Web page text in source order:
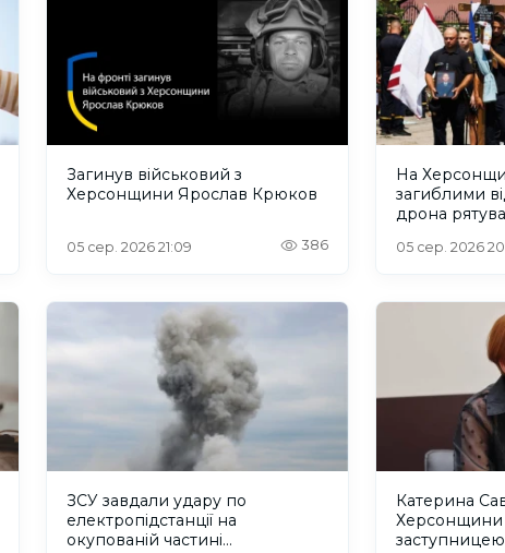
Загинув військовий з
Херсонщини Ярослав Крюков
05 сер. 2026 21:09 386
На
загиблими
дрона
05 сер. 2026
ЗСУ завдали удару по
електропідстанції на
окупованій частині
Катерина
Херсонщини